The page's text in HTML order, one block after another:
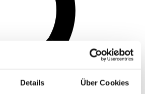
Details Über Cookies